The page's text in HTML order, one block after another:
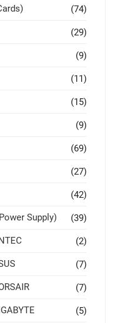
(74)
(29)
(9)
(11)
(15)
(9)
(69)
(27)
(42)
Supply) (39)
(2)
(7)
(7)
(5)